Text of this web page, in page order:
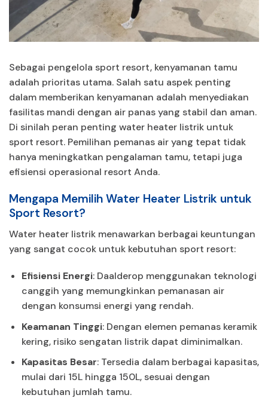
Sebagai pengelola sport resort, kenyamanan tamu
adalah prioritas utama. Salah satu aspek penting
dalam memberikan kenyamanan adalah menyediakan
fasilitas mandi dengan air panas yang stabil dan aman.
Di sinilah peran penting water heater listrik untuk
sport resort. Pemilihan pemanas air yang tepat tidak
hanya meningkatkan pengalaman tamu, tetapi juga
efisiensi operasional resort Anda.
Mengapa Memilih Water Heater Listrik untuk
Sport Resort?
Water heater listrik menawarkan berbagai keuntungan
yang sangat cocok untuk kebutuhan sport resort:
Efisiensi Energi: Daalderop menggunakan teknologi
canggih yang memungkinkan pemanasan air
dengan konsumsi energi yang rendah.
Keamanan Tinggi: Dengan elemen pemanas keramik
kering, risiko sengatan listrik dapat diminimalkan.
Kapasitas Besar: Tersedia dalam berbagai kapasitas,
mulai dari 15L hingga 150L, sesuai dengan
kebutuhan jumlah tamu.